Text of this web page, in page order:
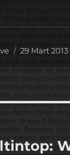
Yayın
29 Mart 2013